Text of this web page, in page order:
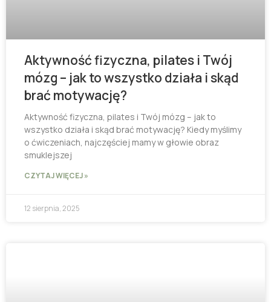
Aktywność fizyczna, pilates i Twój
mózg – jak to wszystko działa i skąd
brać motywację?
Aktywność fizyczna, pilates i Twój mózg – jak to
wszystko działa i skąd brać motywację? Kiedy myślimy
o ćwiczeniach, najczęściej mamy w głowie obraz
smuklejszej
CZYTAJ WIĘCEJ »
12 sierpnia, 2025